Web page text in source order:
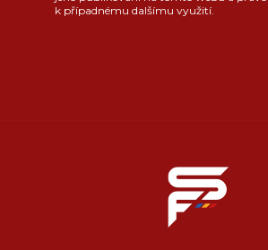
k případnému dalšímu využití.